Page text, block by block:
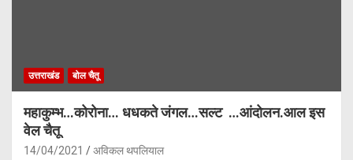
उत्तराखंड बोल चैतू
महाकुम्भ…कोरोना… धधकते जंगल…सल्ट …आंदोलन.आल इस
वेल चैतू
14/04/2021 अविकल थपलियाल